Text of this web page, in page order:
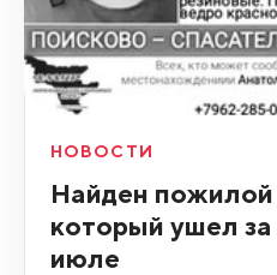
НОВОСТИ
Найден пожилой
который ушел
июле